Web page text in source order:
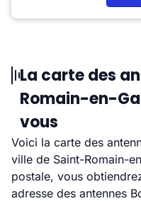
La carte des
Romain-en-
vous
Voici la carte des
ville de Saint-Romain-
postale, vous
adresse des antennes